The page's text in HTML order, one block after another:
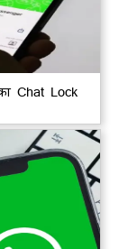
Chat Lock